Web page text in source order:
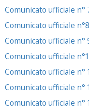
Comunicato ufficiale n°
Comunicato ufficiale
Comunicato ufficiale n°
Comunicato ufficiale
Comunicato ufficiale
Comunicato ufficiale
Comunicato ufficiale